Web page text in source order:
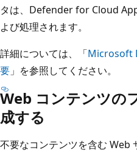
タは、Defender for Cloud
よび処理されます。
詳細については、「Microsoft
要 」を参照してください。
Web コンテンツの
成する
不要なコンテンツを含む Web